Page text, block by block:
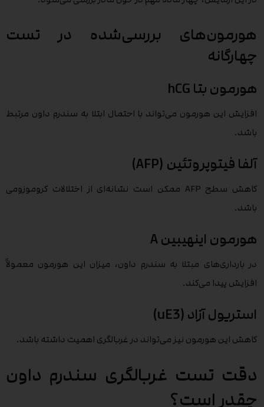
هورمون‌های بررسی‌شده در تست
چهارگانه
هورمون بتا hCG
افزایش این هورمون می‌تواند با احتمال ابتلا به سندرم داون مرتبط
باشد.
آلفا فیتوپروتئین (AFP)
کاهش سطح AFP ممکن است نشانه‌ای از اختلالات کروموزومی
باشد.
هورمون اینهیبین A
در بارداری‌های مبتلا به سندرم داون، میزان این هورمون معمولاً
افزایش پیدا می‌کند.
استریول آزاد (uE3)
کاهش این هورمون نیز می‌تواند در غربالگری اهمیت داشته باشد.
دقت تست غربالگری سندرم داون
چقدر است؟